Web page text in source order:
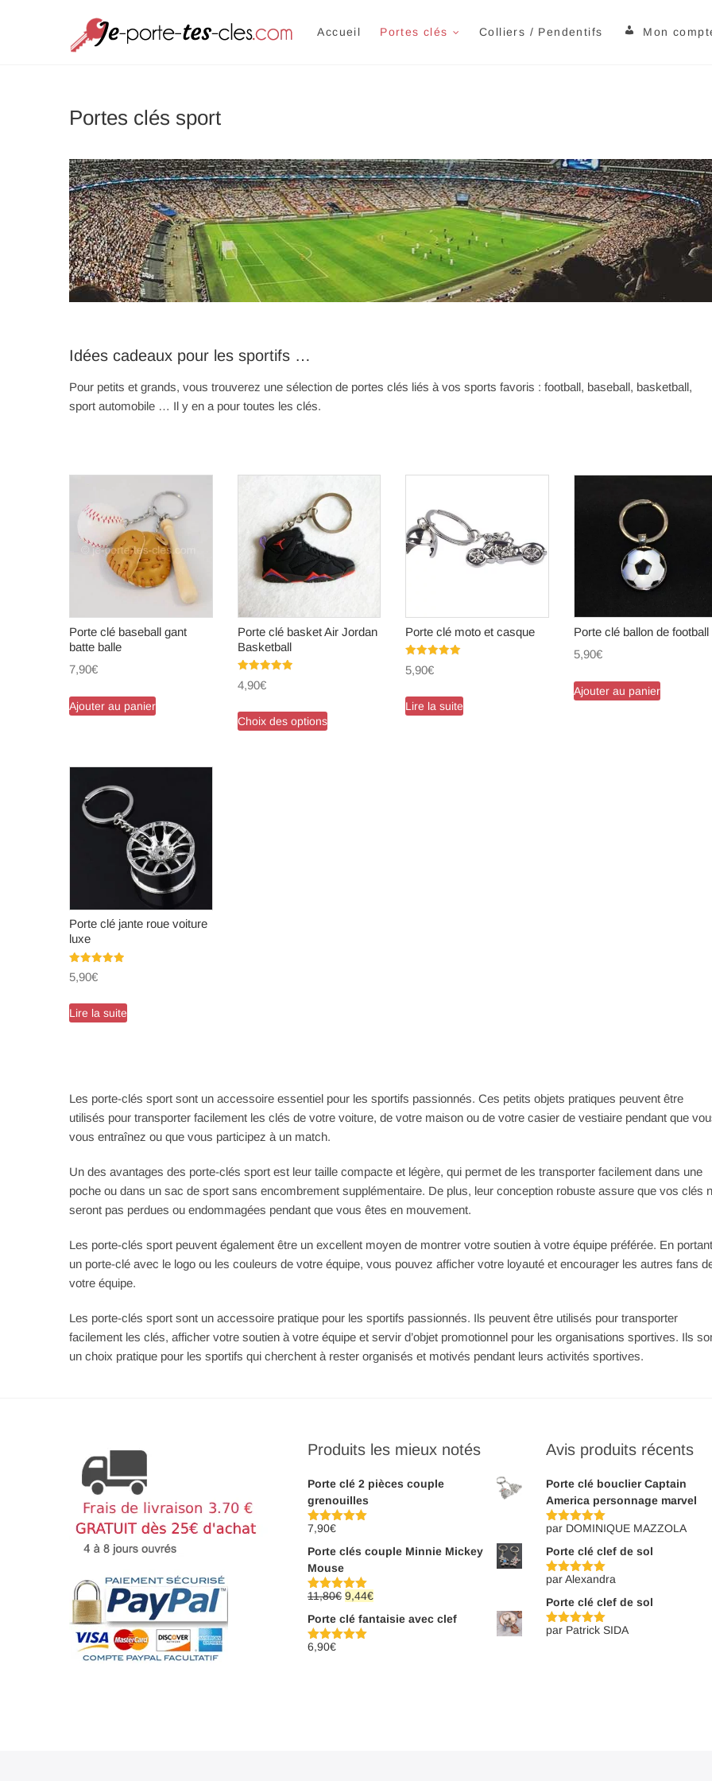
Je porte tes cles.com
Accueil Portes clés Colliers / Pendentifs Mon
Portes clés sport
Idées cadeaux pour les sportifs …
Pour petits et grands, vous trouverez une sélection de portes clés liés à vos sports favoris : football, baseball, basketball,
sport automobile … Il y en a pour toutes les clés.
Porte clé baseball gant
batte balle
7,90€
Ajouter au panier
Porte clé basket Air Jordan
Basketball
Note
5.00
4,90€
Choix des options
Ce
produit
Porte clé moto et casque
Note
5.00
5,90€
Lire la suite
Porte clé ballon de football
5,90€
Ajouter au panier
Porte clé jante roue voiture
luxe
Note
5.00
5,90€
Lire la suite
Les porte-clés sport sont un accessoire essentiel pour les sportifs passionnés. Ces petits objets pratiques peuvent être
utilisés pour transporter facilement les clés de votre voiture, de votre maison ou de votre casier de vestiaire pendant que
vous entraînez ou que vous participez à un match.
Un des avantages des porte-clés sport est leur taille compacte et légère, qui permet de les transporter facilement dans une
poche ou dans un sac de sport sans encombrement supplémentaire. De plus, leur conception robuste assure que vos clés
seront pas perdues ou endommagées pendant que vous êtes en mouvement.
Les porte-clés sport peuvent également être un excellent moyen de montrer votre soutien à votre équipe préférée. En portant
un porte-clé avec le logo ou les couleurs de votre équipe, vous pouvez afficher votre loyauté et encourager les autres fans
votre équipe.
Les porte-clés sport sont un accessoire pratique pour les sportifs passionnés. Ils peuvent être utilisés pour transporter
facilement les clés, afficher votre soutien à votre équipe et servir d’objet promotionnel pour les organisations sportives. Ils
un choix pratique pour les sportifs qui cherchent à rester organisés et motivés pendant leurs activités sportives.
Produits les mieux notés
Porte clé 2 pièces couple
grenouilles
Note5.00
7,90€
Porte clés couple Minnie Mickey
Mouse
Note5.00
11,80€ Le
prix
initial
9,44€Le
prix
Porte clé fantaisie avec clef
Note5.00
6,90€
Avis produits récents
Porte clé bouclier Captain
America personnage marvel
Note5sur
par DOMINIQUE MAZZOLA
Porte clé clef de sol
Note5sur
par Alexandra
Porte clé clef de sol
Note5sur
par Patrick SIDA